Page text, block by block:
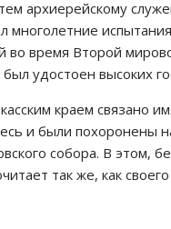
архиерейскому
время Второй
удостоен высоких
краем связано
и были похоронены
собора. В этом,
так же, как